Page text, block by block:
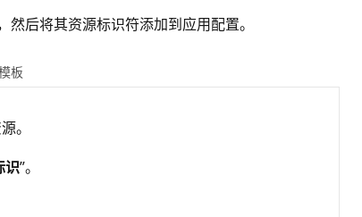
后将其资源标识符添加到应用配置。
板
。
识”。